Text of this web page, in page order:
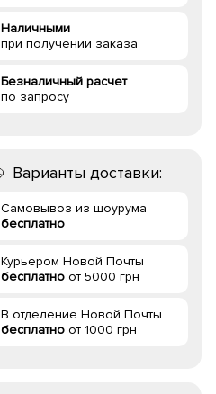
Наличными
при получении заказа
Безналичный расчет
по запросу
Варианты доставки:
Самовывоз из шоурума
бесплатно
Курьером Новой Почты
бесплатно от 5000 грн
В отделение Новой Почты
бесплатно от 1000 грн